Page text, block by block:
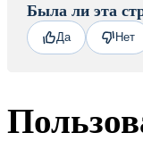
Была ли эта
Да Нет